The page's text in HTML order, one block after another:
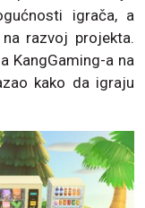
igrača, a
razvoj projekta.
KangGaming-a na
kako da igraju